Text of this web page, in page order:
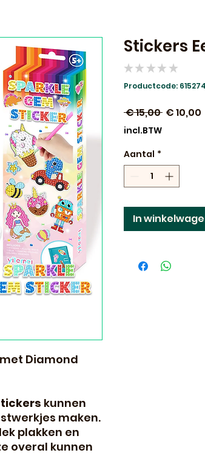
Diamond
kunnen
maken.
plakken en
overal kunnen
Stickers
★ ★ ★ ★ ★
Productcode:
€ 15,00 Normale
€ 10,00
incl.BTW
Aantal *
In